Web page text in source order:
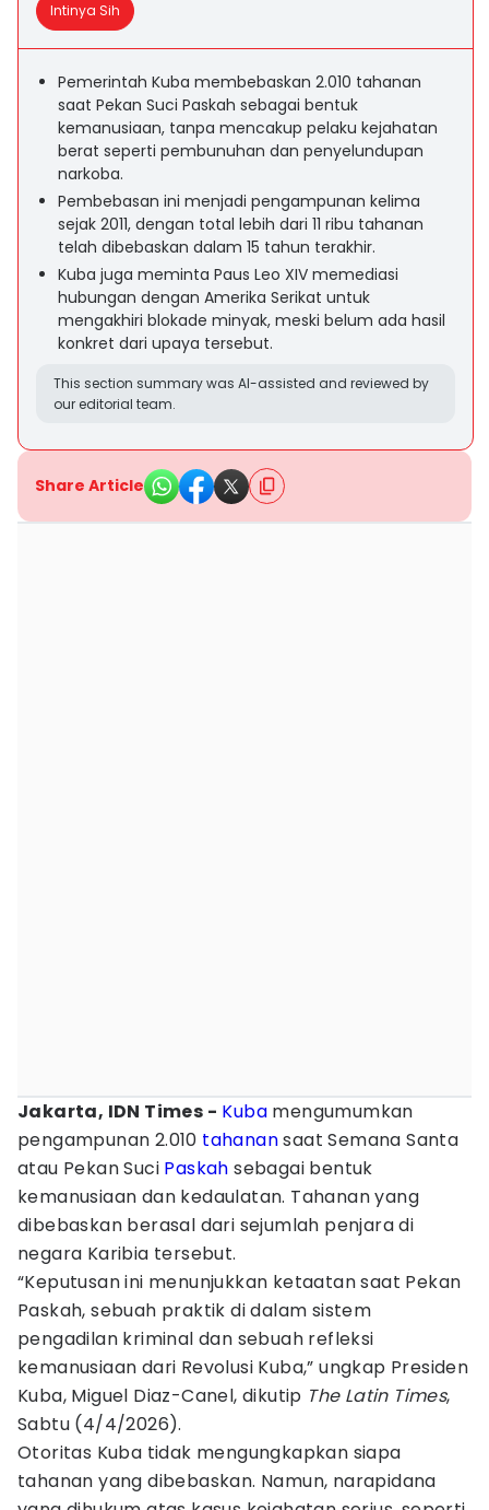
Intinya Sih
Pemerintah Kuba membebaskan 2.010 tahanan
saat Pekan Suci Paskah sebagai bentuk
kemanusiaan, tanpa mencakup pelaku kejahatan
berat seperti pembunuhan dan penyelundupan
narkoba.
Pembebasan ini menjadi pengampunan kelima
sejak 2011, dengan total lebih dari 11 ribu tahanan
telah dibebaskan dalam 15 tahun terakhir.
Kuba juga meminta Paus Leo XIV memediasi
hubungan dengan Amerika Serikat untuk
mengakhiri blokade minyak, meski belum ada hasil
konkret dari upaya tersebut.
This section summary was AI-assisted and reviewed by
our editorial team.
Share Article
Jakarta, IDN Times - Kuba mengumumkan
pengampunan 2.010 tahanansaat Semana Santa
atau Pekan Suci Paskah sebagai bentuk
kemanusiaan dan kedaulatan. Tahanan yang
dibebaskan berasal dari sejumlah penjara di
negara Karibia tersebut.
“Keputusan ini menunjukkan ketaatan saat Pekan
Paskah, sebuah praktik di dalam sistem
pengadilan kriminal dan sebuah refleksi
kemanusiaan dari Revolusi Kuba,” ungkap Presiden
Kuba, Miguel Diaz-Canel, dikutip The Latin Times,
Sabtu (4/4/2026).
Otoritas Kuba tidak mengungkapkan siapa
tahanan yang dibebaskan. Namun, narapidana